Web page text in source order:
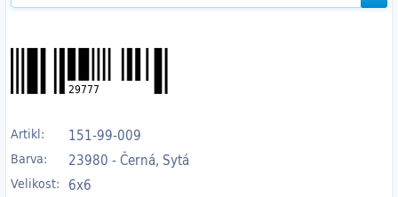
29777
Artikl: 151-99-009
Barva: 23980 - Černá, Sytá
Velikost: 6x6